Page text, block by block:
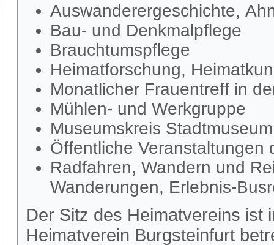
Auswanderergeschichte,
Bau- und Denkmalpflege
Brauchtumspflege
Heimatforschung,
Monatlicher Frauentreff in
Mühlen- und Werkgruppe
Museumskreis
Öffentliche Veranstaltungen
Radfahren, Wandern und
Wanderungen, Erlebnis-
Der Sitz des Heimatvereins ist
Heimatverein Burgsteinfurt